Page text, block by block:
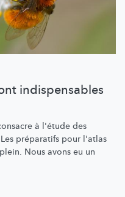
indispensables
à l'étude des
préparatifs pour l'atlas
Nous avons eu un